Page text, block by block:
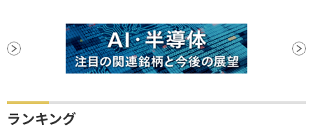
ランキング